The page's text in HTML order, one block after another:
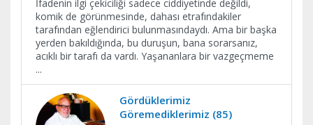
İfadenin ilgi çekiciliği sadece ciddiyetinde değildi,
komik de görünmesinde, dahası etrafındakiler
tarafından eğlendirici bulunmasındaydı. Ama bir başka
yerden bakıldığında, bu duruşun, bana sorarsanız,
acıklı bir tarafı da vardı. Yaşananlara bir vazgeçmeme
...
Gördüklerimiz
Göremediklerimiz (85)